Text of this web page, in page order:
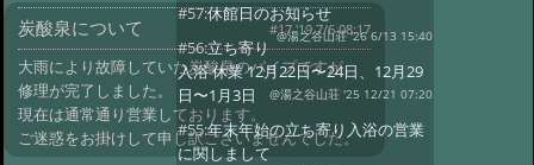
炭酸泉について #17 '19 7/6 08:17
大雨により故障していた炭酸泉のパイプですが、
修理が完了しました。
現在は通常通り営業しております。
ご迷惑をお掛けして申し訳ございませんでした。
#57:休館日のお知らせ
@湯之谷山荘 '26 6/13 15:40
#56:立ち寄り
入浴 休業 12月22日〜24日、12月29
日〜1月3日
@湯之谷山荘 '25 12/21 07:20
#55:年末年始の立ち寄り入浴の営業
に関しまして